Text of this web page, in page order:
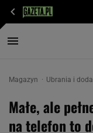
Magazyn Ubrania i
Małe, ale
na telefon to